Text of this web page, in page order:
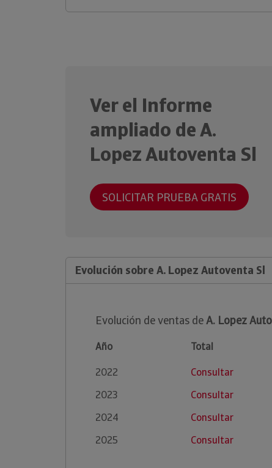
Ver el Informe
ampliado de A.
Lopez Autoventa Sl
SOLICITAR PRUEBA GRATIS
Evolución sobre A. Lopez Autoventa Sl
Evolución de ventas deA. Lopez
Año Total
2022
Consultar
2023
Consultar
2024
Consultar
2025
Consultar